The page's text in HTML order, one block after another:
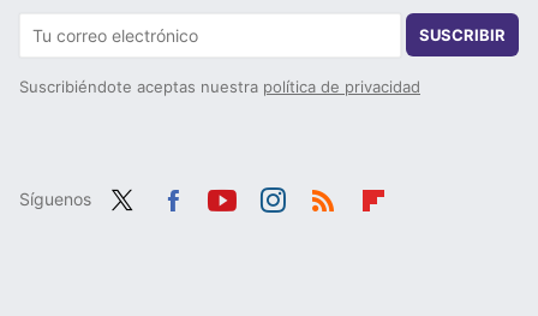
SUSCRIBIR
Suscribiéndote aceptas nuestra política de privacidad
Síguenos